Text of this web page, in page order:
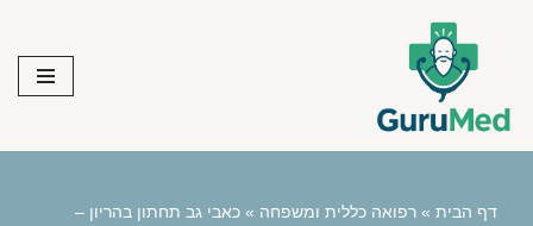
content
דף הבית » רפואה כללית ומשפחה » כאבי גב תחתון בהריון –